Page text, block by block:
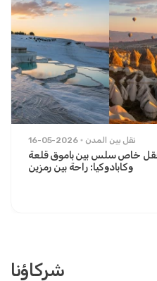
16-05-2026 نقل بين المدن
خاص سلس بين باموق قلعة
وكابادوكيا: راحة بين رمزين
شركاؤنا